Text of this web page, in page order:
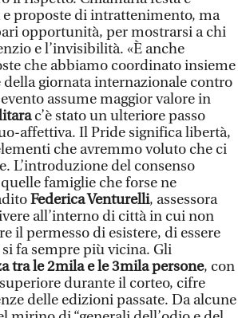
proposte di intrattenimento, ma
opportunità, per mostrarsi a chi
e l’invisibilità. «È anche
che abbiamo coordinato insieme
della giornata internazionale contro
assume maggior valore in
c’è stato un ulteriore passo
affettiva. Il Pride significa libertà,
che avremmo voluto che ci
L’introduzione del consenso
famiglie che forse ne
Federica Venturelli, assessora
all’interno di città in cui non
il permesso di esistere, di essere
fa sempre più vicina. Gli
tra le 2mila e le 3mila persone, con
durante il corteo, cifre
delle edizioni passate. Da alcune